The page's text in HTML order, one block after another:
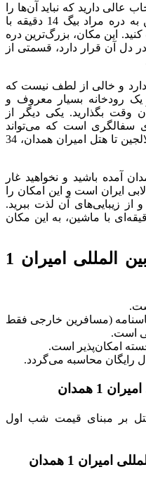
عالی دارید که نباید آن‌ها را
از دست بدهید. می‌توانید برای رفتن به دره مراد بیگ 14 دقیقه با
این مکان، بزرگ‌ترین دره
آن قرار دارد، قسمتی از
دارد و خالی از لطف نیست که
رودخانه بسیار معروف و
وقت بگذارید. یکی دیگر از
سفالگری است که می‌تواند
برای مسافران جذاب باشد. فاصله لالجین تا هتل امیران همدان، 34
آمده باشید و نخواهید غار
ایران است و این امکان را
از زیبایی‌های آن لذت ببرید.
با پیمودن مسیر 64 دقیقه‌ای با ماشین، به این مکان
قوانین و مقررات هتل بین المللی امیران 1
(مسافرین خارجی فقط
است.
امکان‌پذیر است.
1 همدان
بر مبنای قیمت شب اول
1 همدان